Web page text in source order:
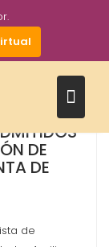
DE
DE
de